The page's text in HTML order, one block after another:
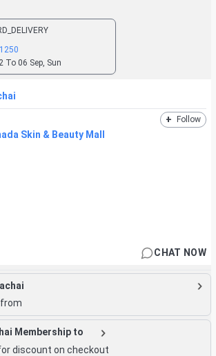
1250
To 06 Sep, Sun
+ Follow
Skin & Beauty Mall
CHAT NOW
Membership to
discount on checkout